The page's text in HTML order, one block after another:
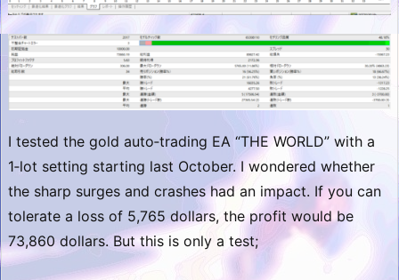
I tested the gold auto‑trading EA “THE WORLD” with a
1‑lot setting starting last October. I wondered whether
the sharp surges and crashes had an impact. If you can
tolerate a loss of 5,765 dollars, the profit would be
73,860 dollars. But this is only a test;